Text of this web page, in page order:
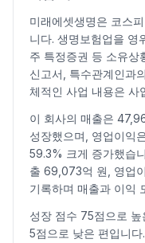
2026.07.09
1700017800
2026.07.10
1689018700
2026.07.13
1814018470
2026.07.14
1643016560
2026.07.15
1650017210
2026.07.16
1700017280
2026.07.20
1601016420
2026.07.21
1560016020
2026.07.22
1604016650
2026.07.23
1564016490
2026.07.24
1630016500
미래에셋생명은 코스
니다. 생명보험업을 영
주 특정증권 등 소유상
신고서, 특수관계인과
체적인 사업 내용은 사
이 회사의 매출은
성장했으며, 영업이익
59.3% 크게 증가했습
출 69,073억 원, 영업
기록하며 매출과 이익
성장 점수 75점으로
5점으로 낮은 편입니